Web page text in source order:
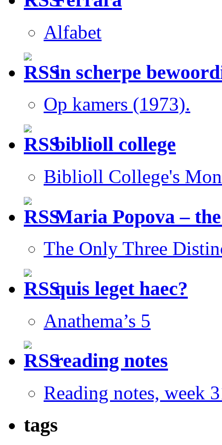
Alfabet
in scherpe
Op kamers (1973).
biblioll college
Biblioll College's
Maria Popova –
The Only Three
quis leget haec?
Anathema’s 5
reading notes
Reading notes, week
tags